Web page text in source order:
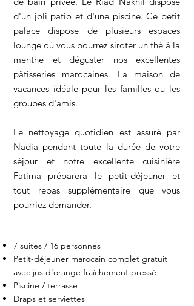
d'un joli patio et d'une piscine. Ce petit
palace dispose de plusieurs espaces
lounge où vous pourrez siroter un thé à la
menthe et déguster nos excellentes
pâtisseries marocaines. La maison de
vacances idéale pour les familles ou les
groupes d'amis.
Le nettoyage quotidien est assuré par
Nadia pendant toute la durée de votre
séjour et notre excellente cuisinière
Fatima préparera le petit-déjeuner et
tout repas supplémentaire que vous
pourriez demander.
7 suites / 16 personnes
Petit-déjeuner marocain complet gratuit
avec jus d'orange fraîchement pressé
Piscine / terrasse
Draps et serviettes